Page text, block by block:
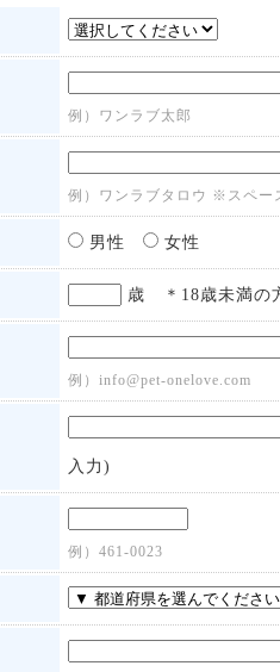
例）ワンラブ太郎
例）ワンラブタロウ ※スペー
男性 女性
歳 ＊18歳未満の
例）info@pet-onelove.com
入力)
例）461-0023